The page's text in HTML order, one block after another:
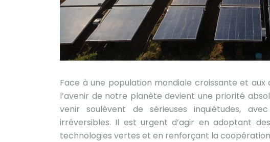
Face à une population mondiale croissante et
l’avenir de notre planète devient une priorité
venir soulèvent de sérieuses inquiétudes,
irréversibles. Il est urgent d’agir en adoptant
technologies vertes et en renforçant la